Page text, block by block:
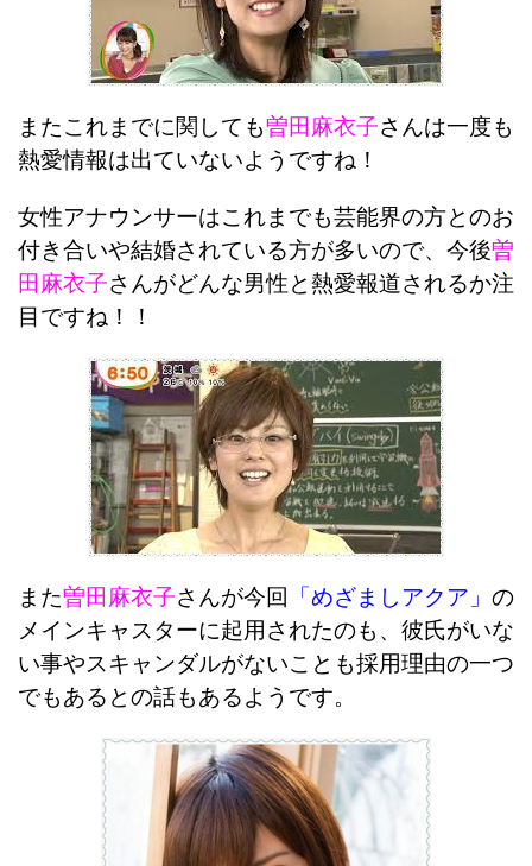
またこれまでに関しても曽田麻衣子さんは一度も
熱愛情報は出ていないようですね！
女性アナウンサーはこれまでも芸能界の方とのお
付き合いや結婚されている方が多いので、今後曽
田麻衣子さんがどんな男性と熱愛報道されるか注
目ですね！！
また曽田麻衣子さんが今回 「めざましアクア」 の
メインキャスターに起用されたのも、彼氏がいな
い事やスキャンダルがないことも採用理由の一つ
でもあるとの話もあるようです。